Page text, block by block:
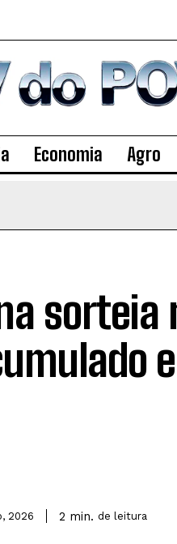
Economia Agro
sorteia
2026 2 min. de leitura